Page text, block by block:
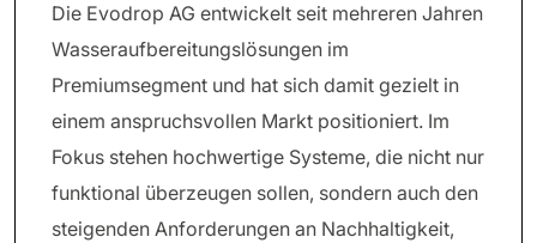
Die Evodrop AG entwickelt seit mehreren Jahren
Wasseraufbereitungslösungen im
Premiumsegment und hat sich damit gezielt in
einem anspruchsvollen Markt positioniert. Im
Fokus stehen hochwertige Systeme, die nicht nur
funktional überzeugen sollen, sondern auch den
steigenden Anforderungen an Nachhaltigkeit,